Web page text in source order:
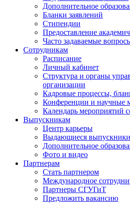
Дополнительное
Бланки заявлений
Стипендии
Предоставление
Часто задаваемые
Сотрудникам
Расписание
Личный кабинет
Структура и органы
организации
Кадровые процессы,
Конференции и научные
Календарь мероприятий
Выпускникам
Центр карьеры
Выдающиеся выпускники
Дополнительное
Фото и видео
Партнерам
Стать партнером
Международное
Партнеры СГУГиТ
Предложить вакансию